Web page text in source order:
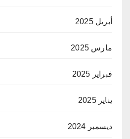
أبريل 2025
مارس 2025
فبراير 2025
يناير 2025
ديسمبر 2024